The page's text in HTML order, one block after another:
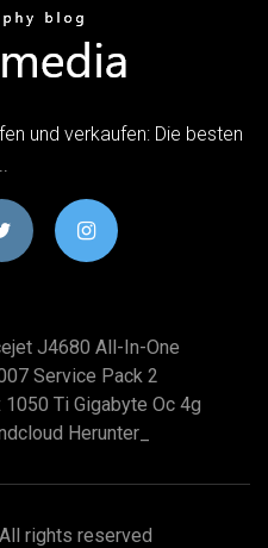
und verkaufen: Die besten
J4680 All-In-One
Service Pack 2
Ti Gigabyte Oc 4g
Herunter_
rights reserved